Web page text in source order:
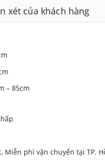
xét của khách hàng
– 85cm
Miễn phí vận chuyển tại TP.